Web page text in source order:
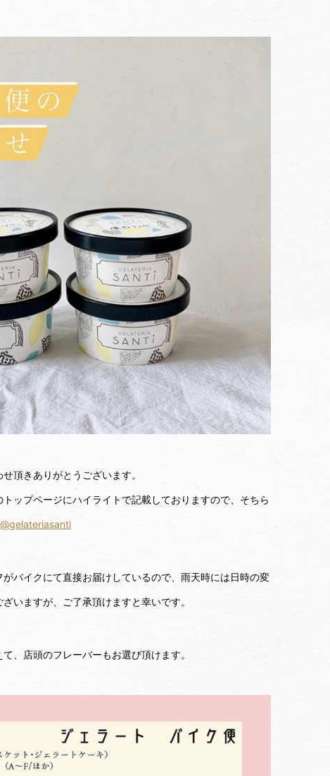
頂きありがとうございます。
ップページにハイライトで記載しておりますので、そちら
@gelateriasanti
バイクにて直接お届けしているので、雨天時には日時の変
いますが、ご了承頂けますと幸いです。
、店頭のフレーバーもお選び頂けます。